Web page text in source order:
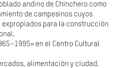
andino de Chinchero como
de campesinos cuyos
para la construcción
1965–1995» en el Centro Cultural
alimentación y ciudad.